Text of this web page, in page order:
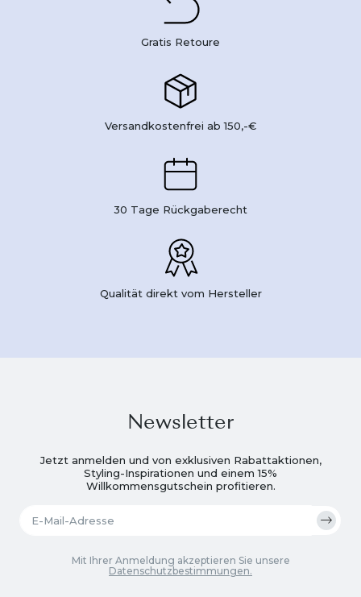
Gratis Retoure
Versandkostenfrei ab 150,-€
30 Tage Rückgaberecht
Qualität direkt vom Hersteller
Newsletter
Jetzt anmelden und von exklusiven Rabattaktionen,
Styling-Inspirationen und einem 15%
Willkommensgutschein profitieren.
Mit Ihrer Anmeldung akzeptieren Sie unsere
Datenschutzbestimmungen.